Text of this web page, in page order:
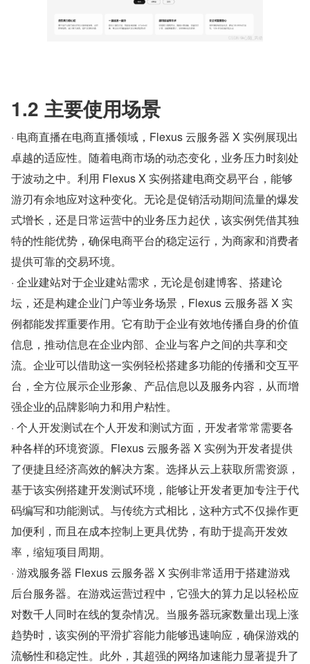
1.2 主要使用场景
· 电商直播在电商直播领域，Flexus 云服务器 X 实例展现出
卓越的适应性。随着电商市场的动态变化，业务压力时刻处
于波动之中。利用 Flexus X 实例搭建电商交易平台，能够
游刃有余地应对这种变化。无论是促销活动期间流量的爆发
式增长，还是日常运营中的业务压力起伏，该实例凭借其独
特的性能优势，确保电商平台的稳定运行，为商家和消费者
提供可靠的交易环境。
· 企业建站对于企业建站需求，无论是创建博客、搭建论
坛，还是构建企业门户等业务场景，Flexus 云服务器 X 实
例都能发挥重要作用。它有助于企业有效地传播自身的价值
信息，推动信息在企业内部、企业与客户之间的共享和交
流。企业可以借助这一实例轻松搭建多功能的传播和交互平
台，全方位展示企业形象、产品信息以及服务内容，从而增
强企业的品牌影响力和用户粘性。
· 个人开发测试在个人开发和测试方面，开发者常常需要各
种各样的环境资源。Flexus 云服务器 X 实例为开发者提供
了便捷且经济高效的解决方案。选择从云上获取所需资源，
基于该实例搭建开发测试环境，能够让开发者更加专注于代
码编写和功能测试。与传统方式相比，这种方式不仅操作更
加便利，而且在成本控制上更具优势，有助于提高开发效
率，缩短项目周期。
· 游戏服务器 Flexus 云服务器 X 实例非常适用于搭建游戏
后台服务器。在游戏运营过程中，它强大的算力足以轻松应
对数千人同时在线的复杂情况。当服务器玩家数量出现上涨
趋势时，该实例的平滑扩容能力能够迅速响应，确保游戏的
流畅性和稳定性。此外，其超强的网络加速能力显著提升了